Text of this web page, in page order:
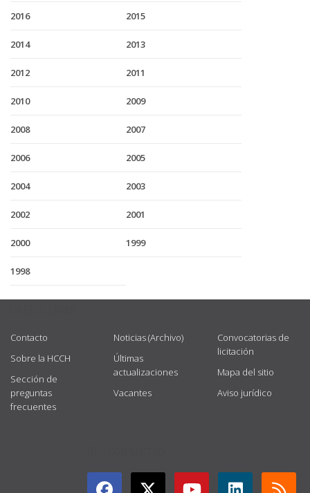
2016 2015
2014 2013
2012 2011
2010 2009
2008 2007
2006 2005
2004 2003
2002 2001
2000 1999
1998
Contacto
Sobre la HCCH
Sección de
preguntas
frecuentes
Noticias (Archivo)
Últimas
actualizaciones
Vacantes
Convocatorias de
licitación
Mapa del sitio
Aviso jurídico